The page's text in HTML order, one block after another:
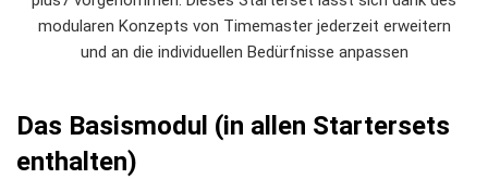
modularen Konzepts von Timemaster jederzeit erweitern
und an die individuellen Bedürfnisse anpassen
Das Basismodul (in allen Startersets
enthalten)